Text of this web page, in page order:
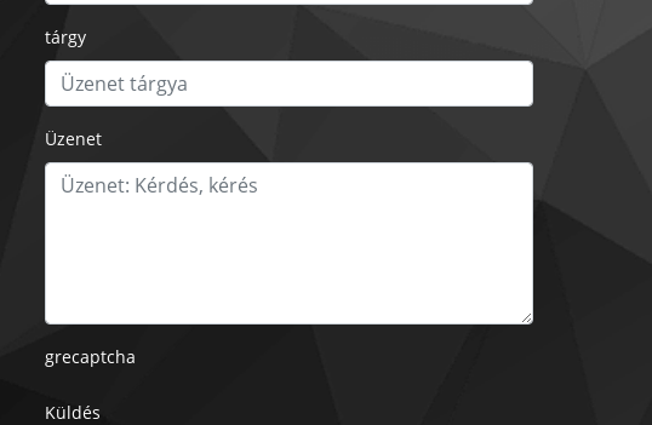
tárgy
Üzenet
grecaptcha
Küldés